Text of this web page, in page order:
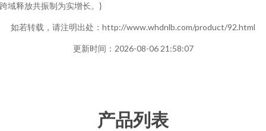
域释放共振制为实增长。}
如若转载，请注明出处：http://www.whdnlb.com/product/92.html
更新时间：2026-08-06 21:58:07
产品列表